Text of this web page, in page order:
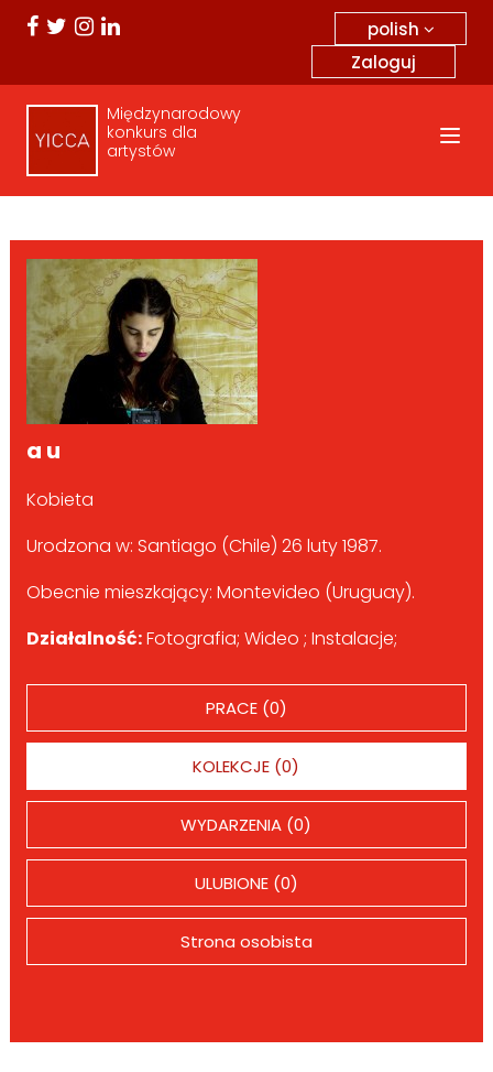
polish
Zaloguj
Międzynarodowy
konkurs dla
artystów
a u
Kobieta
Urodzona w: Santiago (Chile) 26 luty 1987.
Obecnie mieszkający: Montevideo (Uruguay).
Działalność:Fotografia; Wideo ; Instalacje;
PRACE (0)
KOLEKCJE (0)
WYDARZENIA (0)
ULUBIONE (0)
Strona osobista